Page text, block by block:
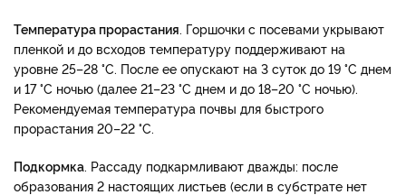
Температура прорастания . Горшочки с посевами укрывают
пленкой и до всходов температуру поддерживают на
уровне 25–28 °С. После ее опускают на 3 суток до 19 °С днем
и 17 °С ночью (далее 21–23 °С днем и до 18–20 °С ночью).
Рекомендуемая температура почвы для быстрого
прорастания 20–22 °С.
Подкормка . Рассаду подкармливают дважды: после
образования 2 настоящих листьев (если в субстрате нет